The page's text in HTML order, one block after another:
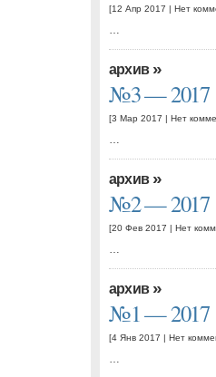
[12 Апр 2017 | Нет
…
архив»
№3 — 2017
[3 Мар 2017 | Нет
…
архив»
№2 — 2017
[20 Фев 2017 | Нет
…
архив»
№1 — 2017
[4 Янв 2017 | Нет
…